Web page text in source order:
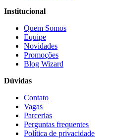
Institucional
Quem Somos
Equipe
Novidades
Promoções
Blog Wizard
Dúvidas
Contato
Vagas
Parcerias
Perguntas frequentes
Política de privacidade